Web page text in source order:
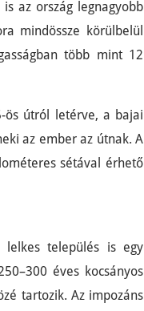
az ország legnagyobb
mindössze körülbelül
több mint 12
ös útról letérve, a bajai
az ember az útnak. A
sétával érhető
lelkes település is egy
éves kocsányos
tartozik. Az impozáns